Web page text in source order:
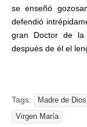
se enseñó
defendió
gran Doctor de la
después de él el
Tags: Madre de Dios
Virgen María